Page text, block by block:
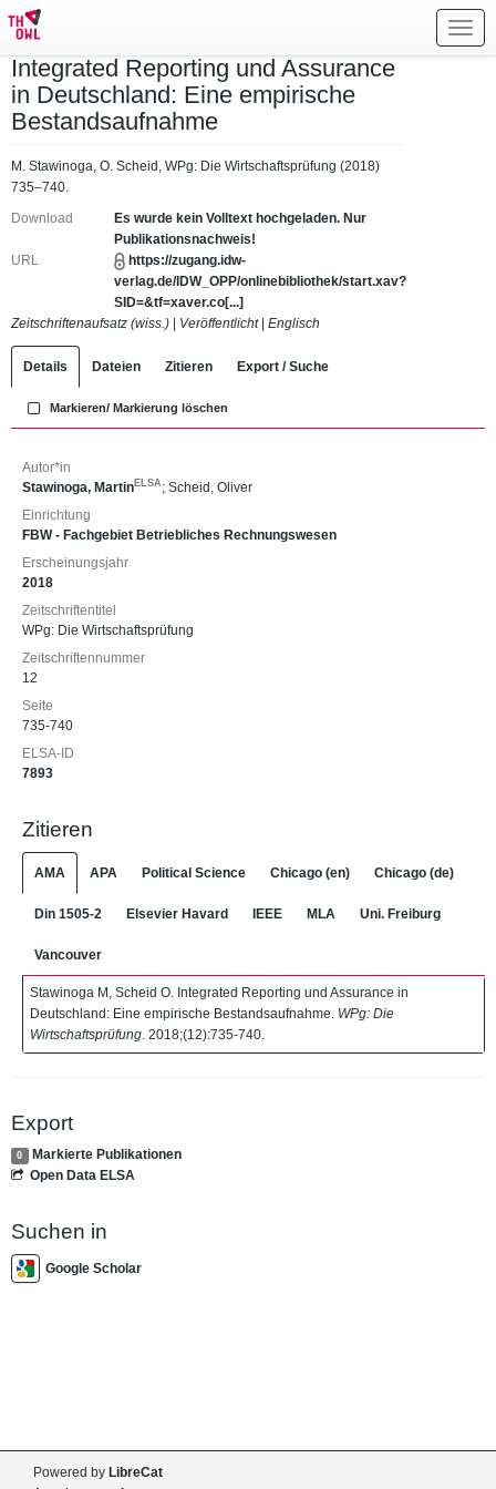
Integrated Reporting und Assurance
in Deutschland: Eine empirische
Bestandsaufnahme
M. Stawinoga, O. Scheid, WPg: Die Wirtschaftsprüfung (2018)
735–740.
Download
Es wurde kein Volltext hochgeladen. Nur
Publikationsnachweis!
URL
https://zugang.idw-
verlag.de/IDW_OPP/onlinebibliothek/start.xav?
SID=&tf=xaver.co[...]
Zeitschriftenaufsatz (wiss.)
Veröffentlicht| Englisch
Details Dateien Zitieren Export / Suche
Markieren/ Markierung löschen
Autor*in
Stawinoga, Martin ELSA ; Scheid, Oliver
Einrichtung
FBW - Fachgebiet Betriebliches Rechnungswesen
Erscheinungsjahr
2018
Zeitschriftentitel
WPg: Die Wirtschaftsprüfung
Zeitschriftennummer
12
Seite
735-740
ELSA-ID
7893
Zitieren
AMA APA Political Science Chicago (en) Chicago (de)
Din 1505-2 Elsevier Havard IEEE MLA Uni. Freiburg
Vancouver
Stawinoga M, Scheid O. Integrated Reporting und Assurance in
Deutschland: Eine empirische Bestandsaufnahme. WPg: Die
Wirtschaftsprüfung . 2018;(12):735-740.
Export
0
Markierte Publikationen
Open Data ELSA
Suchen in
Google Scholar
Powered by LibreCat